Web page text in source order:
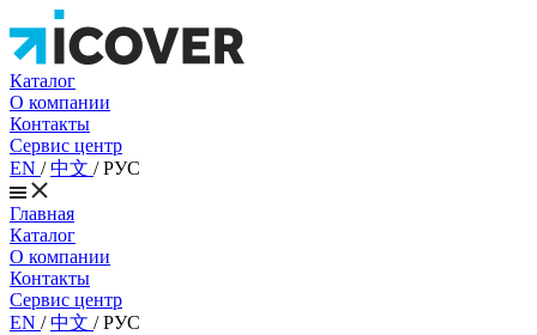
Каталог
О компании
Контакты
Сервис центр
EN /中文 /РУС
Главная
Каталог
О компании
Контакты
Сервис центр
EN /中文 /РУС